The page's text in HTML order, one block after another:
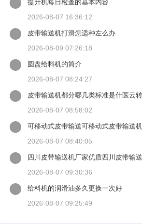
提升机每日检查的基本内容
2026-08-07 16:36:12
皮带输送机打滑怎适种左么办
2026-08-09 07:26:18
圆盘给料机的简介
2026-08-07 08:24:27
皮带输送机都分哪几类标准是什医云
2026-08-07 08:58:02
可移动式皮带输送可移动式皮带输送
2026-08-07 08:40:05
四川皮带输送机厂家优质四川皮带输
2026-08-07 09:30:36
给料机的润滑油多久更换一次好
2026-08-07 09:25:49